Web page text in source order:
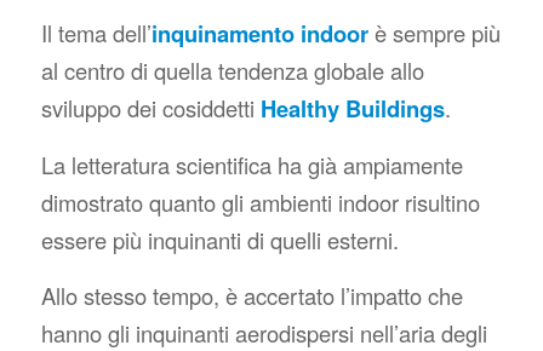
Il tema dell’inquinamento indoorè sempre più
al centro di quella tendenza globale allo
sviluppo dei cosiddetti Healthy Buildings.
La letteratura scientifica ha già ampiamente
dimostrato quanto gli ambienti indoor risultino
essere più inquinanti di quelli esterni.
Allo stesso tempo, è accertato l’impatto che
hanno gli inquinanti aerodispersi nell’aria degli